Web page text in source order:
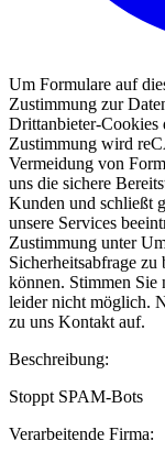
Um Formulare auf
Zustimmung zur
Drittanbieter-Cookies
Zustimmung wird
Vermeidung von
uns die sichere
Kunden und schließt
unsere Services
Zustimmung unter
Sicherheitsabfrage zu
können. Stimmen Sie
leider nicht möglich.
zu uns Kontakt auf.
Beschreibung:
Stoppt SPAM-Bots
Verarbeitende Firma: